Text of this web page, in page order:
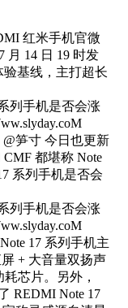
红米手机官微
月 14 日 19 时发
基线，主打超长
笋寸 今日也更新
都堪称 Note
系列手机是否会
17 系列手机主
+ 大音量双扬声
芯片。另外，
REDMI Note 17